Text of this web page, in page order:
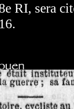
RI, sera